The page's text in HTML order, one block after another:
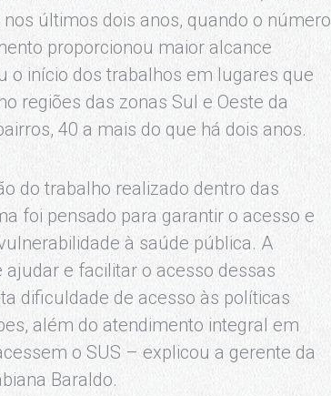
últimos dois anos, quando o número
proporcionou maior alcance
o início dos trabalhos em lugares que
regiões das zonas Sul e Oeste da
40 a mais do que há dois anos.
do trabalho realizado dentro das
foi pensado para garantir o acesso e
à saúde pública. A
e facilitar o acesso dessas
dificuldade de acesso às políticas
além do atendimento integral em
o SUS – explicou a gerente da
Baraldo.